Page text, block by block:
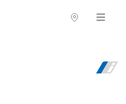
Navigation